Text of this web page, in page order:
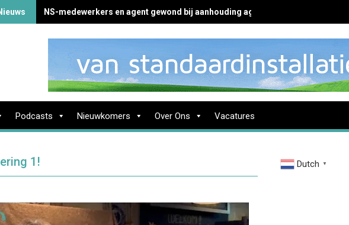
NS-medewerkers en agent gewond bij aanhouding agressieve man in Almere
Podcasts Nieuwkomers Over Ons Vacatures
1! Dutch ▼